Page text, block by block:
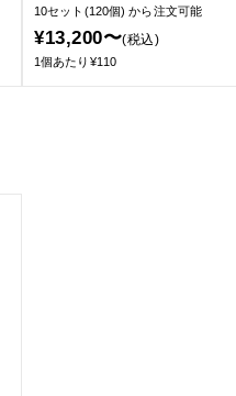
10セット(120個)から注文可能
¥13,200〜(税込)
1個あたり¥110